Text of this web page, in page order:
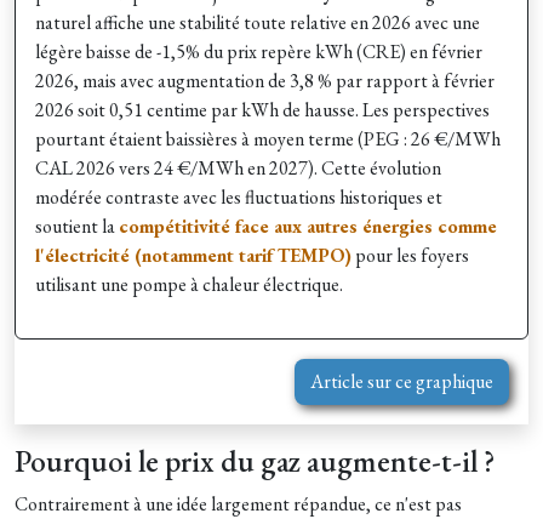
naturel affiche une stabilité toute relative en 2026 avec une
légère baisse de -1,5% du prix repère kWh (CRE) en février
2026, mais avec augmentation de 3,8 % par rapport à février
2026 soit 0,51 centime par kWh de hausse. Les perspectives
pourtant étaient baissières à moyen terme (PEG : 26 €/MWh
CAL 2026 vers 24 €/MWh en 2027). Cette évolution
modérée contraste avec les fluctuations historiques et
soutient lacompétitivité face aux autres énergies comme
l'électricité (notamment tarif TEMPO)pour les foyers
utilisant une pompe à chaleur électrique.
Article sur ce graphique
Pourquoi le prix du gaz augmente-t-il ?
Contrairement à une idée largement répandue, ce n'est pas